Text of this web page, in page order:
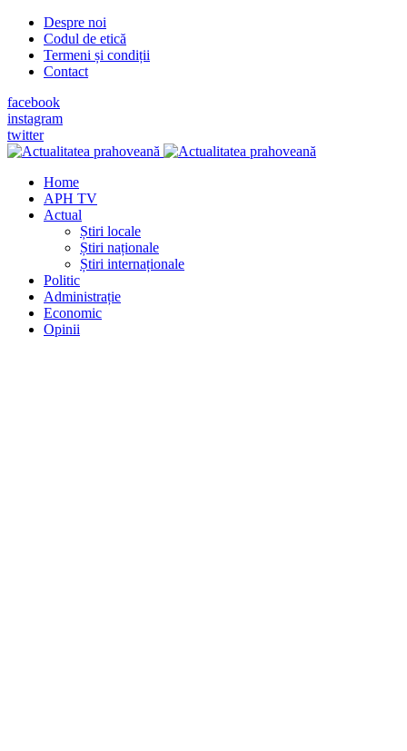
Despre noi
Codul de etică
Termeni și condiții
Contact
facebook
instagram
twitter
Home
APH TV
Actual
Știri locale
Știri naționale
Știri internaționale
Politic
Administrație
Economic
Opinii